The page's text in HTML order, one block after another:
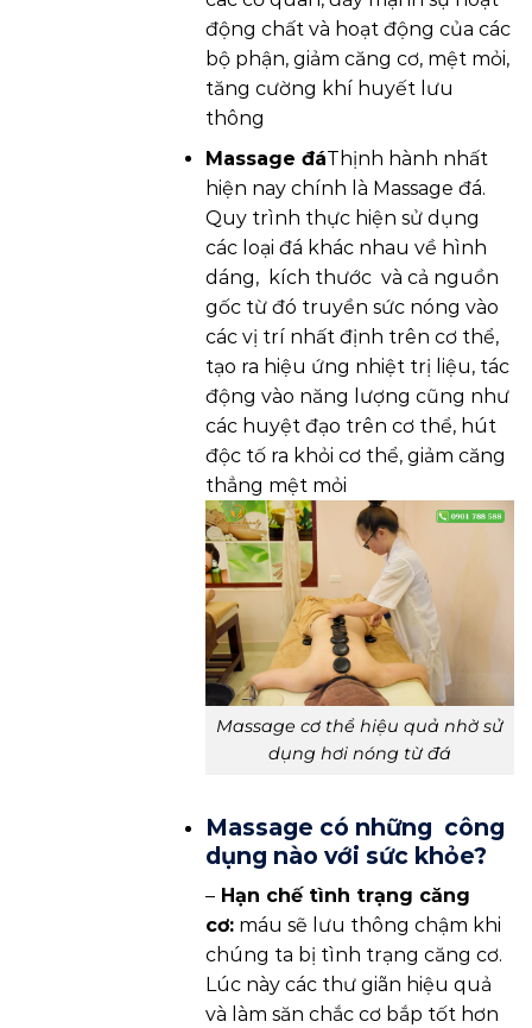
động chất và hoạt động của các
bộ phận, giảm căng cơ, mệt mỏi,
tăng cường khí huyết lưu
thông
Massage đáThịnh hành nhất
hiện nay chính là Massage đá.
Quy trình thực hiện sử dụng
các loại đá khác nhau về hình
dáng, kích thước và cả nguồn
gốc từ đó truyền sức nóng vào
các vị trí nhất định trên cơ thể,
tạo ra hiệu ứng nhiệt trị liệu, tác
động vào năng lượng cũng như
các huyệt đạo trên cơ thể, hút
độc tố ra khỏi cơ thể, giảm căng
thẳng mệt mỏi
Massage cơ thể hiệu quả nhờ sử
dụng hơi nóng từ đá
Massage có những công
dụng nào với sức khỏe?
– Hạn chế tình trạng căng
cơ: máu sẽ lưu thông chậm khi
chúng ta bị tình trạng căng cơ.
Lúc này các thư giãn hiệu quả
và làm săn chắc cơ bắp tốt hơn